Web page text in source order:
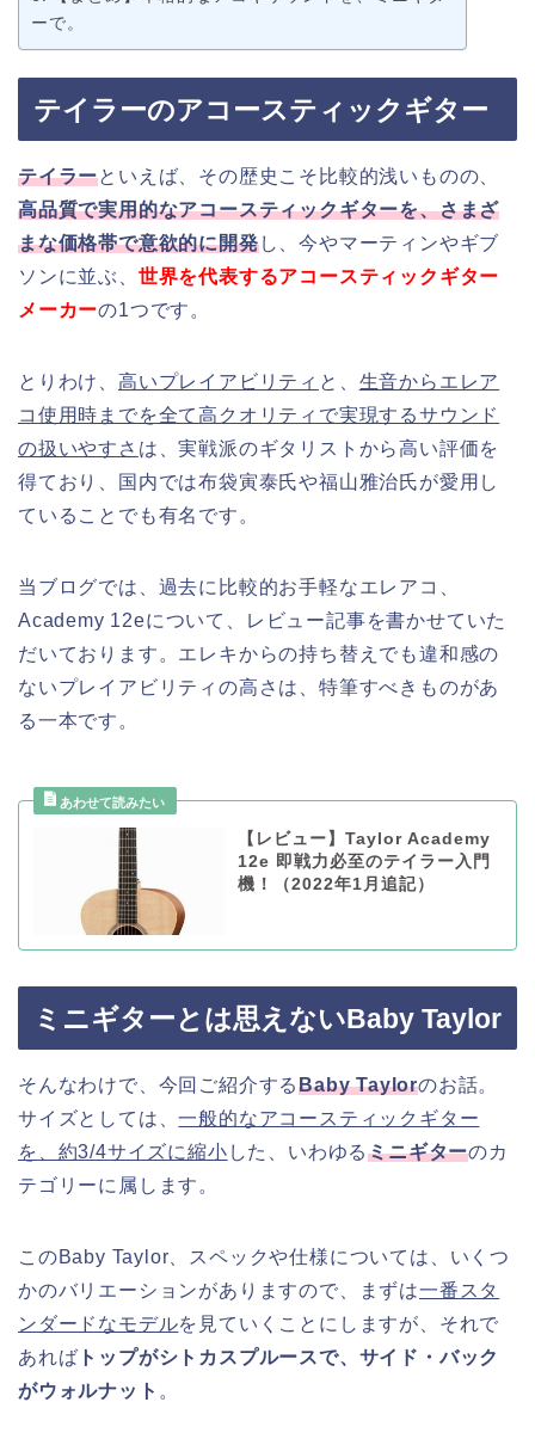
ーで。
テイラーのアコースティックギター
テイラーといえば、その歴史こそ比較的浅いものの、
高品質で実用的なアコースティックギターを、さまざ
まな価格帯で意欲的に開発し、今やマーティンやギブ
ソンに並ぶ、 世界を代表するアコースティックギター
メーカーの1つです。
とりわけ、 高いプレイアビリティ と、 生音からエレア
コ使用時までを全て高クオリティで実現するサウンド
の扱いやすさ は、実戦派のギタリストから高い評価を
得ており、国内では布袋寅泰氏や福山雅治氏が愛用し
ていることでも有名です。
当ブログでは、過去に比較的お手軽なエレアコ、
Academy 12eについて、レビュー記事を書かせていた
だいております。エレキからの持ち替えでも違和感の
ないプレイアビリティの高さは、特筆すべきものがあ
る一本です。
【レビュー】Taylor Academy
12e 即戦力必至のテイラー入門
機！（2022年1月追記）
ミニギターとは思えないBaby Taylor
そんなわけで、今回ご紹介するBaby Taylorのお話。
サイズとしては、一般的なアコースティックギター
を、約3/4サイズに縮小 した、いわゆるミニギターのカ
テゴリーに属します。
このBaby Taylor、スペックや仕様については、いくつ
かのバリエーションがありますので、まずは一番スタ
ンダードなモデルを見ていくことにしますが、それで
あれば トップがシトカスプルースで、サイド・バック
がウォルナット 。